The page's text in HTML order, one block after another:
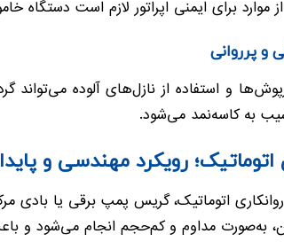
موارد برای ایمنی اپراتور لازم است
و پرروانی
به کاسه‌نمد می‌شود.
اتوماتیک؛ رویکرد مهندسی و
اتوماتیک، گریس پمپ برقی یا بادی
به‌صورت مداوم و کم‌حجم انجام می‌شود و